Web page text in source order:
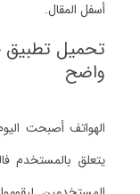
أسفل المقال.
تحميل
واضح
الهواتف أصبحت
يتعلق بالمستخدم